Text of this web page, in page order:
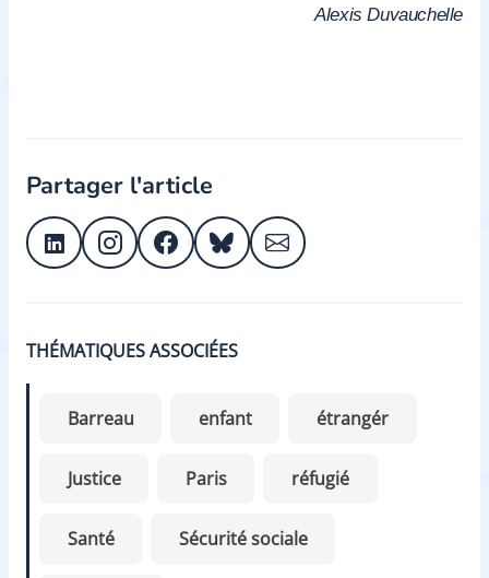
Alexis Duvauchelle
Partager l'article
THÉMATIQUES ASSOCIÉES
Barreau enfant étrangér
Justice Paris réfugié
Santé Sécurité sociale